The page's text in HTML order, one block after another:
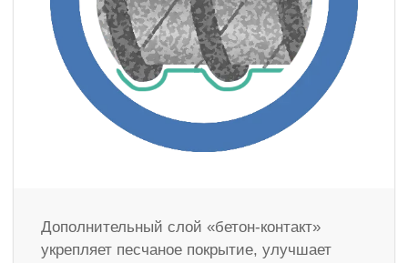
Дополнительный слой «бетон-контакт»
укрепляет песчаное покрытие, улучшает